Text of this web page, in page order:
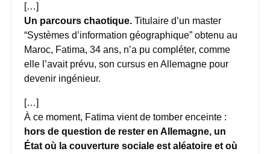
[…]
Un parcours chaotique. Titulaire d’un master
“Systèmes d’information géographique” obtenu au
Maroc, Fatima, 34 ans, n’a pu compléter, comme
elle l’avait prévu, son cursus en Allemagne pour
devenir ingénieur.
[…]
À ce moment, Fatima vient de tomber enceinte :
hors de question de rester en Allemagne, un
État où la couverture sociale est aléatoire et où